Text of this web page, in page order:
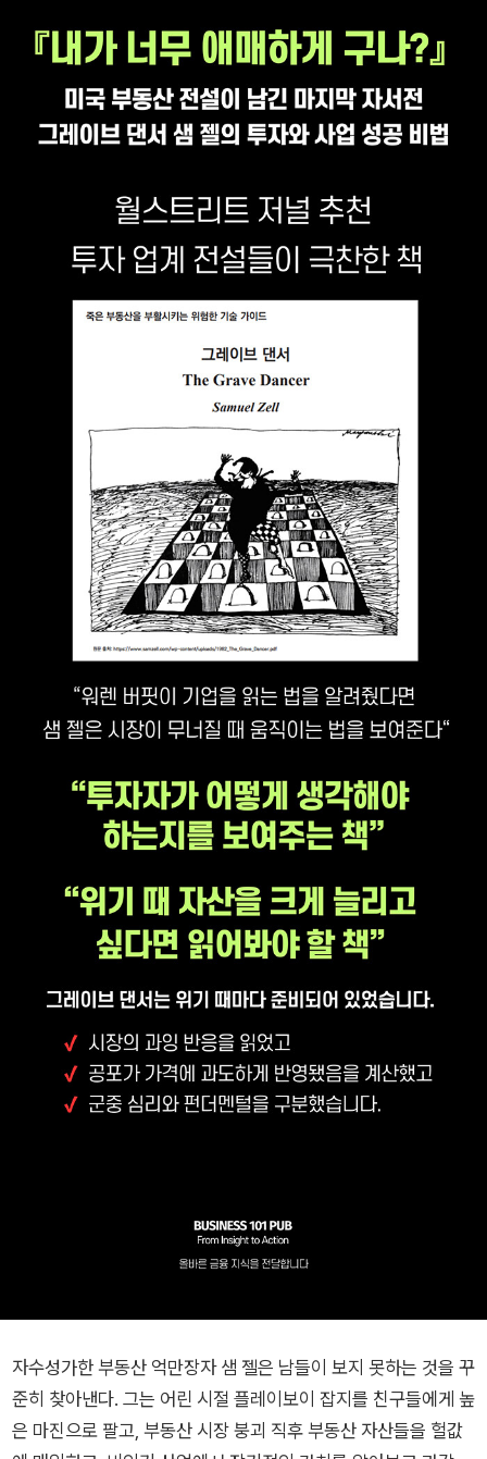
자수성가한 부동산 억만장자 샘 젤은 남들이 보지 못하는 것을 꾸
준히 찾아낸다. 그는 어린 시절 플레이보이 잡지를 친구들에게 높
은 마진으로 팔고, 부동산 시장 붕괴 직후 부동산 자산들을 헐값